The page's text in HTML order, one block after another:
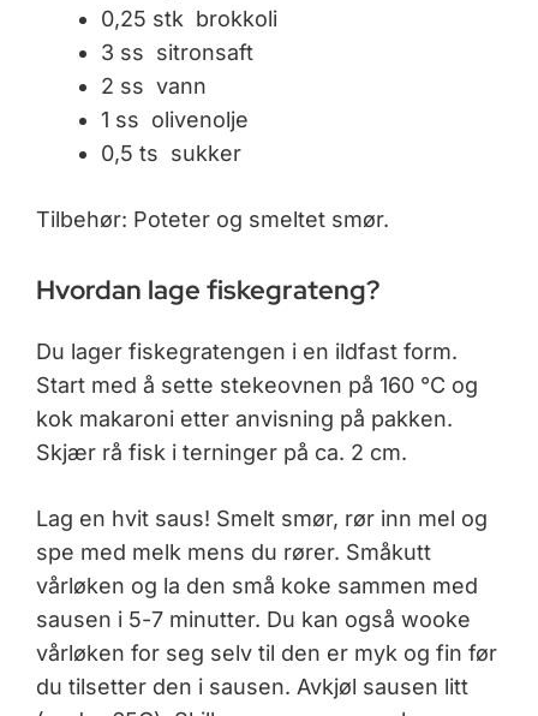
0,25 stk brokkoli
3 ss sitronsaft
2 ss vann
1 ss olivenolje
0,5 ts sukker
Tilbehør: Poteter og smeltet smør.
Hvordan lage fiskegrateng?
Du lager fiskegratengen i en ildfast form.
Start med å sette stekeovnen på 160 °C og
kok makaroni etter anvisning på pakken.
Skjær rå fisk i terninger på ca. 2 cm.
Lag en hvit saus! Smelt smør, rør inn mel og
spe med melk mens du rører. Småkutt
vårløken og la den små koke sammen med
sausen i 5-7 minutter. Du kan også wooke
vårløken for seg selv til den er myk og fin før
du tilsetter den i sausen. Avkjøl sausen litt